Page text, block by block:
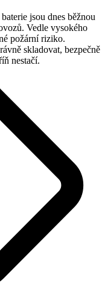
jsou dnes běžnou
Vedle vysokého
požární riziko.
skladovat, bezpečně
nestačí.